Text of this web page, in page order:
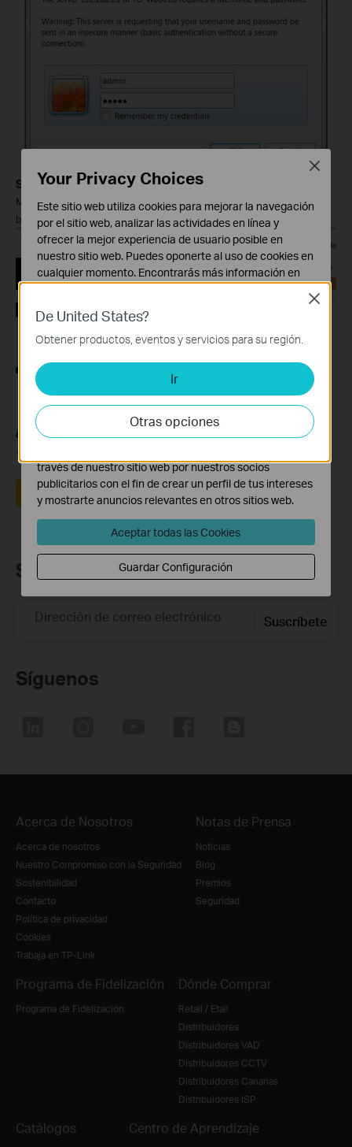
Step 3Please go toInterface setup->LAN
Multicast asIGMP v2and enableIGMP Snoop. At last, click Save
button.
¿Es útil este artículo?
Tus comentarios nos ayudan a mejorar esta web.
Sí No
Suscripción
Dirección de correo electrónico Suscríbete
Síguenos
Acerca de Nosotros
Acerca de nosotros
Nuestro Compromiso con la Seguridad
Sostenibilidad
Contacto
Política de privacidad
Cookies
Trabaja en TP-Link
Notas de Prensa
Noticias
Blog
Premios
Seguridad
Programa de Fidelización
Programa de Fidelización
Dónde Comprar
Retail / Etail
Distribuidores
Distribuidores VAD
Distribuidores CCTV
Distribuidores Canarias
Distribuidores ISP
Catálogos Centro de Aprendizaje
De United States?
Obtener productos, eventos y servicios para su región.
Ir
Otras opciones
Close
Your Privacy Choices
Este sitio web utiliza cookies para mejorar la navegación
por el sitio web, analizar las actividades en línea y
ofrecer la mejor experiencia de usuario posible en
nuestro sitio web. Puedes oponerte al uso de cookies en
cualquier momento. Encontrarás más información en
Cookies Básicas
Estas cookies son necesarias para el funcionamiento
del sitio web y no pueden desactivarse en tu sistema.
Cookies de Análisis y de Marketing
Las cookies de análisis nos permiten analizar tus
actividades en nuestro sitio web con el fin de mejorar y
adaptar la funcionalidad del mismo.
través de nuestro sitio web por nuestros socios
publicitarios con el fin de crear un perfil de tus intereses
y mostrarte anuncios relevantes en otros sitios web.
Aceptar todas las Cookies
Guardar Configuración
Close